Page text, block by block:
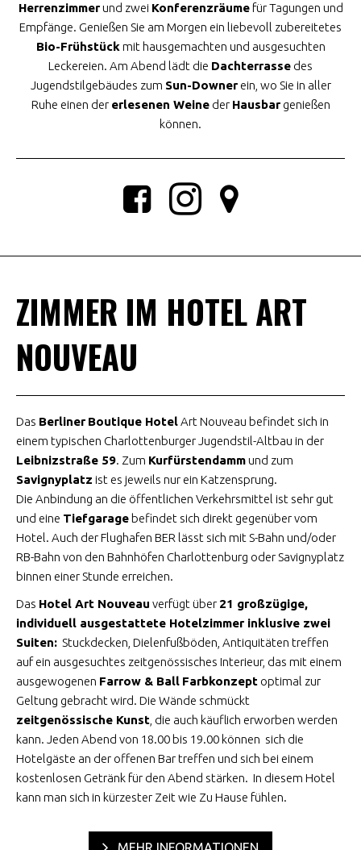
Herrenzimmerund zwei Konferenzräumefür Tagungen und
Empfänge. Genießen Sie am Morgen ein liebevoll zubereitetes
Bio-Frühstückmit hausgemachten und ausgesuchten
Leckereien. Am Abend lädt die Dachterrasse des
Jugendstilgebäudes zum Sun-Downerein, wo Sie in aller
Ruhe einen der erlesenen Weineder Hausbargenießen
können.
ZIMMER IM HOTEL ART
NOUVEAU
Das Berliner Boutique HotelArt Nouveau befindet sich in
einem typischen Charlottenburger Jugendstil-Altbau in der
Leibnizstraße 59. Zum Kurfürstendammund zum
Savignyplatz ist es jeweils nur ein Katzensprung.
Die Anbindung an die öffentlichen Verkehrsmittel ist sehr gut
und eine Tiefgarage befindet sich direkt gegenüber vom
Hotel. Auch der Flughafen BER lässt sich mit S-Bahn und/oder
RB-Bahn von den Bahnhöfen Charlottenburg oder Savignyplatz
binnen einer Stunde erreichen.
Das Hotel Art Nouveau verfügt über 21 großzügige,
individuell ausgestattete Hotelzimmer inklusive zwei
Suiten: Stuckdecken, Dielenfußböden, Antiquitäten treffen
auf ein ausgesuchtes zeitgenössisches Interieur, das mit einem
ausgewogenen Farrow & Ball Farbkonzept optimal zur
Geltung gebracht wird. Die Wände schmückt
zeitgenössische Kunst , die auch käuflich erworben werden
kann. Jeden Abend von 18.00 bis 19.00 können sich die
Hotelgäste an der offenen Bar treffen und sich bei einem
kostenlosen Getränk für den Abend stärken. In diesem Hotel
kann man sich in kürzester Zeit wie Zu Hause fühlen.